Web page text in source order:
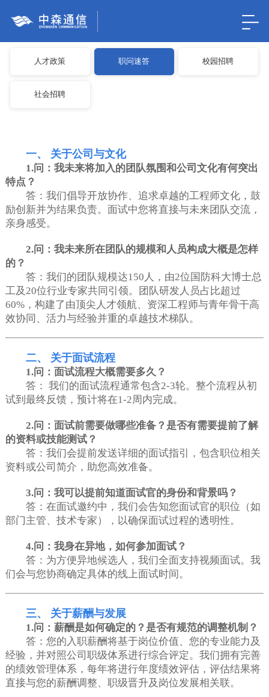
人才政策 职问速答 校园招聘
社会招聘
一、 关于公司与文化
1.问：我未来将加入的团队氛围和公司文化有何突出
特点？
答：我们倡导开放协作、追求卓越的工程师文化，鼓
励创新并为结果负责。面试中您将直接与未来团队交流，
亲身感受。
2.问：我未来所在团队的规模和人员构成大概是怎样
的？
答：我们的团队规模达150人，由2位国防科大博士总
工及20位行业专家共同引领。团队研发人员占比超过
60%，构建了由顶尖人才领航、资深工程师与青年骨干高
效协同、活力与经验并重的卓越技术梯队。
二、 关于面试流程
1.问：面试流程大概需要多久？
答： 我们的面试流程通常包含2-3轮。整个流程从初
试到最终反馈，预计将在1-2周内完成。
2.问：面试前需要做哪些准备？是否有需要提前了解
的资料或技能测试？
答：我们会提前发送详细的面试指引，包含职位相关
资料或公司简介，助您高效准备。
3.问：我可以提前知道面试官的身份和背景吗？
答：在面试邀约中，我们会告知您面试官的职位（如
部门主管、技术专家），以确保面试过程的透明性。
4.问：我身在异地，如何参加面试？
答：为方便异地候选人，我们全面支持视频面试。我
们会与您协商确定具体的线上面试时间。
三、 关于薪酬与发展
1.问：薪酬是如何确定的？是否有规范的调整机制？
答：您的入职薪酬将基于岗位价值、您的专业能力及
经验，并对照公司职级体系进行综合评定。我们拥有完善
的绩效管理体系，每年将进行年度绩效评估，评估结果将
直接与您的薪酬调整、职级晋升及岗位发展相关联。